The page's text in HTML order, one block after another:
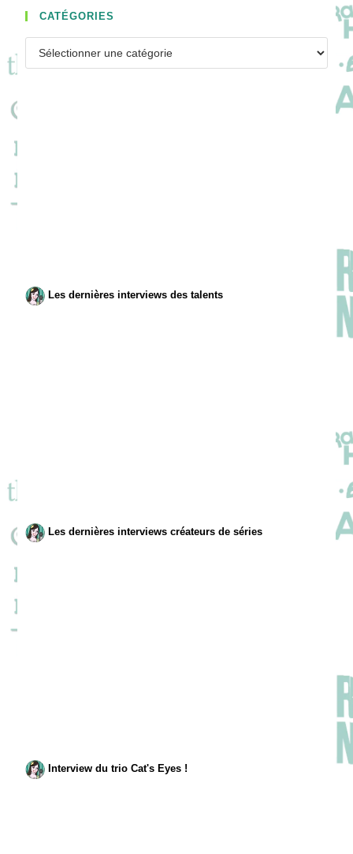
CATÉGORIES
Les dernières interviews des talents
Les dernières interviews créateurs de séries
Interview du trio Cat's Eyes !